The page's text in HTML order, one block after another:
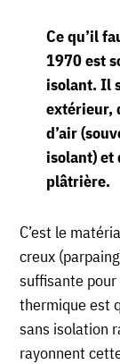
Ce qu’il
1970 est
isolant. Il
extérieur,
d’air
isolant) et
plâtrière.
C’est le
creux
suffisante
thermique est
sans isolation
rayonnent